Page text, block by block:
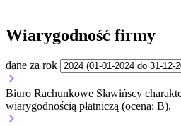
Wiarygodność firmy
dane za rok
Biuro Rachunkowe Sławińscy
wiarygodnością płatniczą (ocena: B).